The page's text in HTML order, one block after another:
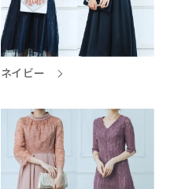
ネイビー